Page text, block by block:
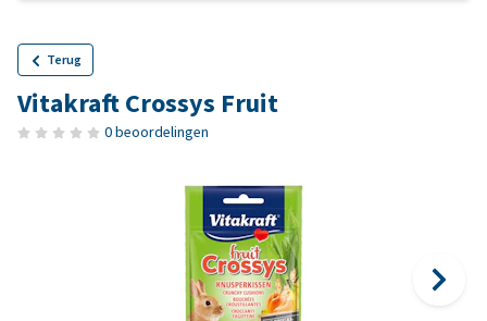
Terug
Vitakraft Crossys Fruit
0 beoordelingen